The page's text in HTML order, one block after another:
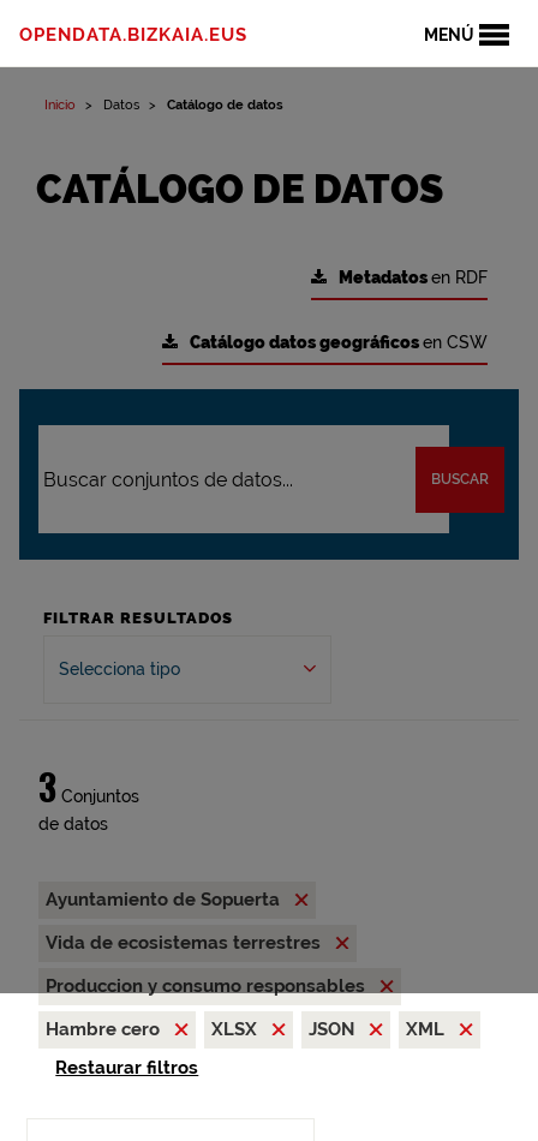
MENÚ
OPENDATA.BIZKAIA.EUS
Inicio Datos Catálogo de datos
CATÁLOGO DE DATOS
Metadatosen RDF
Catálogo datos geográficosen CSW
BUSCAR
FILTRAR RESULTADOS
Selecciona tipo
3 Conjuntos
de datos
Ayuntamiento de Sopuerta
Vida de ecosistemas terrestres
Produccion y consumo responsables
Hambre cero
XLSX JSON
XML
Restaurar filtros